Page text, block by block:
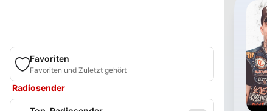
Favoriten
Favoriten und Zuletzt gehört
Radiosender